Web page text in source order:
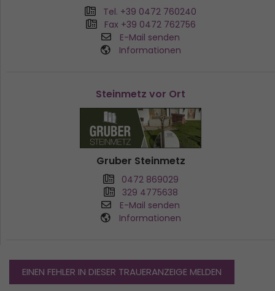
Tel. +39 0472 760240
Fax +39 0472 762756
E-Mail senden
Informationen
Steinmetz vor Ort
Gruber Steinmetz
0472 869029
329 4775638
E-Mail senden
Informationen
EINEN FEHLER IN DIESER TRAUERANZEIGE MELDEN